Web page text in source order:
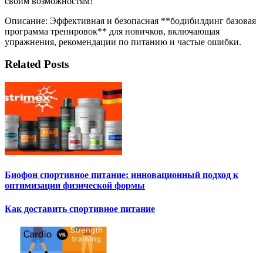
Описание: Эффективная и безопасная **бодибилдинг базовая
программа тренировок** для новичков, включающая
упражнения, рекомендации по питанию и частые ошибки.
Related Posts
Биофон спортивное питание: инновационный подход к
оптимизации физической формы
Как доставить спортивное питание